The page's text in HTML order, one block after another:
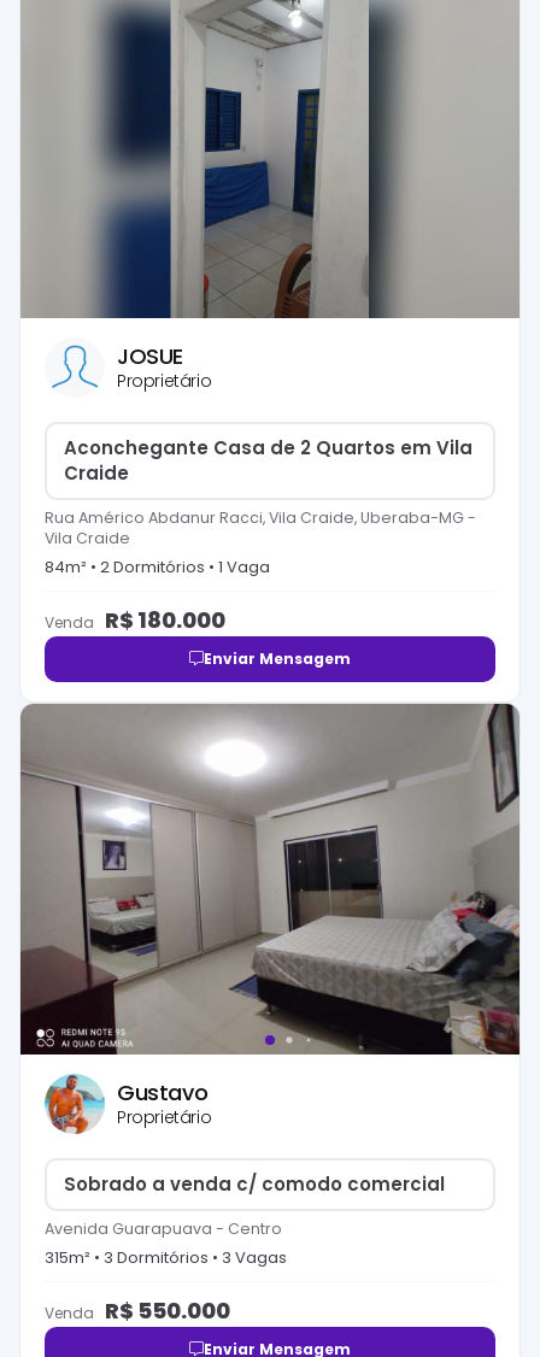
JOSUE
Proprietário
Aconchegante Casa de 2 Quartos em Vila
Craide
Rua Américo Abdanur Racci, Vila Craide, Uberaba-MG-
Vila Craide
84m² • 2Dormitórios • 1 Vaga
Venda R$ 180.000
Enviar Mensagem
Gustavo
Proprietário
Sobrado a venda c/ comodo comercial
Avenida Guarapuava - Centro
315m² • 3 Dormitórios • 3 Vagas
Venda R$ 550.000
Enviar Mensagem